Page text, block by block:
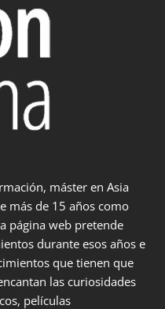
máster en Asia
más de 15 años como
página web pretende
durante esos años e
que tienen que
las curiosidades
películas